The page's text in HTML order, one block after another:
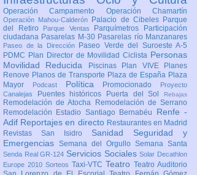
Operación Campamento Operación Chamartín
Operación Mahou-Calderón Palacio de Cibeles Parque
del Retiro
Parque Ventas Parquímetros
Participación
ciudadana Pasarelas M-30 Pasarelas río Manzanares
Paseo de la Dirección
Paseo Verde del Suroeste A-5
PDMC Plan Director de Movilidad Ciclista Personas
Movilidad Reducida
Piscinas Plan VIVE
Planes
Renove Planos de Transporte Plaza de España Plaza
Mayor
Podcast Política Promocionado
Proyecto
Canalejas
Puentes históricos Puerta del Sol Rebajas
Remodelación de Atocha
Remodelación de Serrano
Remodelación Estadio Santiago Bernabéu Renfe -
Adif Reportajes en directo Restaurantes en Madrid
Revistas San Isidro Sanidad Seguridad y
Emergencias Semana del Orgullo Semana Santa
Senda Real GR-124 Servicios SocialesSolar Decathlon
Europe 2010 Sorteos Taxi-VTC Teatro Teatro Auditorio